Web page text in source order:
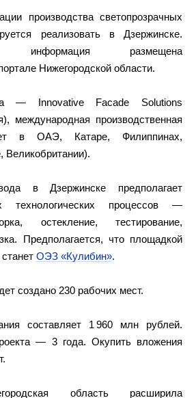
производства светопрозрачных
реализовать в Дзержинске.
информация размещена
Нижегородской области.
— Innovative Facade Solutions
международная производственная
в ОАЭ, Катаре, Филиппинах,
Великобритании).
в Дзержинске предполагает
технологических процессов —
остекление, тестирование,
Предполагается, что площадкой
ОЭЗ «Кулибин».
создано 230 рабочих мест.
составляет 1 960 млн рублей.
— 3 года. Окупить вложения
область расширила